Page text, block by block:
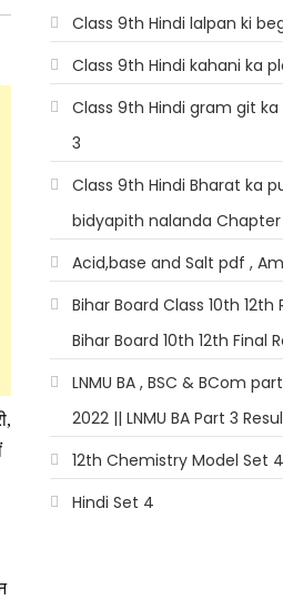
Class 9th Hindi lalpan ki
Class 9th Hindi kahani ka
Class 9th Hindi gram git
3
Class 9th Hindi Bharat ka
bidyapith nalanda
Acid,base and Salt pdf ,
Bihar Board Class 10th 12th
Bihar Board 10th 12th Final
LNMU BA , BSC & BCom
2022 || LNMU BA Part 3
12th Chemistry Model Set 4
Hindi Set 4